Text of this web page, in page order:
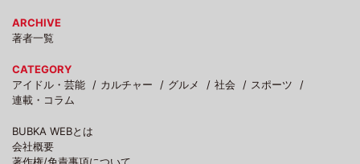
ARCHIVE
著者一覧
CATEGORY
アイドル・芸能
カルチャー グルメ 社会
スポーツ
連載・コラム
BUBKA WEBとは
会社概要